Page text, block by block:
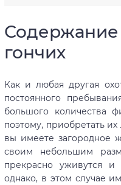
гончих
Как и любая другая
постоянного
большого количества
поэтому, приобретать
вы имеете загородное
своим небольшим
прекрасно уживутся
однако, в этом случае